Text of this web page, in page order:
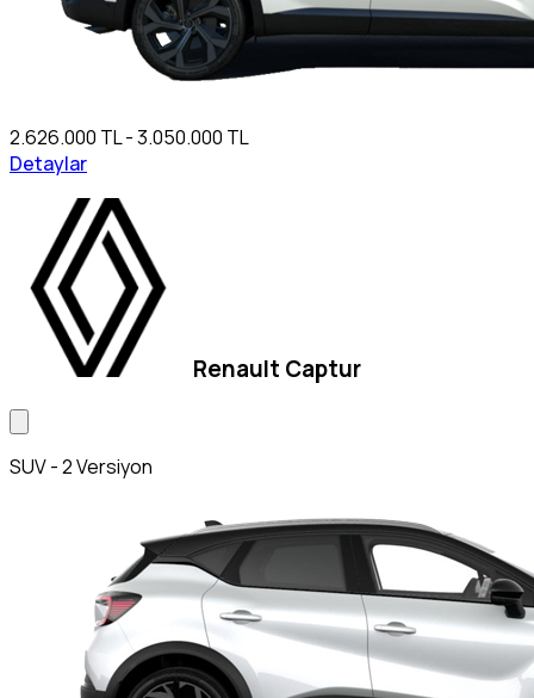
2.626.000 TL - 3.050.000 TL
Detaylar
Renault Captur
SUV - 2 Versiyon